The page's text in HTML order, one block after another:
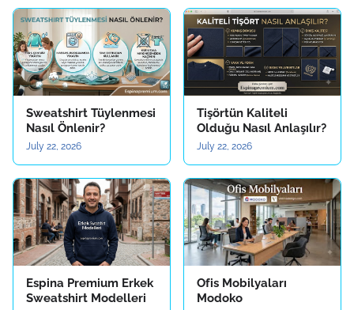
Sweatshirt Tüylenmesi
Nasıl Önlenir?
July 22, 2026
Tişörtün Kaliteli
Olduğu Nasıl Anlaşılır?
July 22, 2026
Espina Premium Erkek
Sweatshirt Modelleri
Ofis Mobilyaları
Modoko